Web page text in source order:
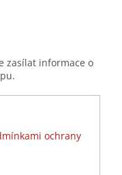
zasílat informace o
ochrany